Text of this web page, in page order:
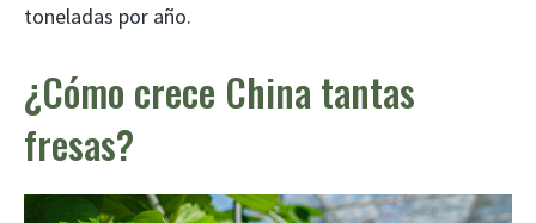
toneladas por año.
¿Cómo crece China tantas
fresas?